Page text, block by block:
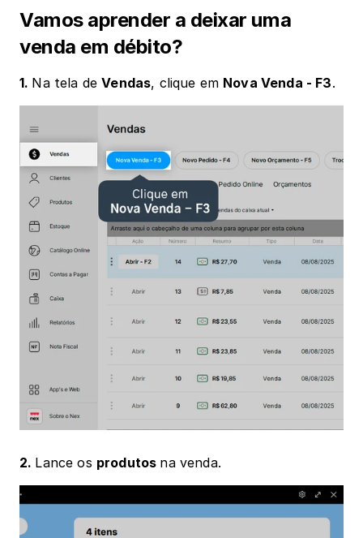
Vamos aprender a deixar uma
venda em débito?
1. Na tela de Vendas, clique em Nova Venda - F3.
2. Lance os produtos na venda.